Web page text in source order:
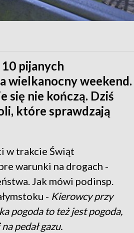
pijanych
wielkanocny weekend.
się nie kończą. Dziś
które sprawdzają
w trakcie Świąt
warunki na drogach -
Jak mówi podinsp.
- Kierowcy przy
pogoda to też jest pogoda,
pedał gazu.